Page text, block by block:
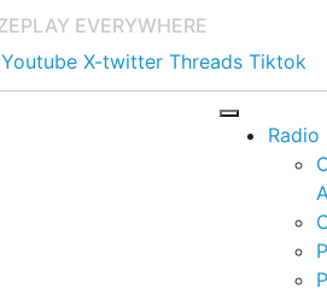
PLAY EVERYWHERE
Youtube X-twitter Threads Tiktok
Radio